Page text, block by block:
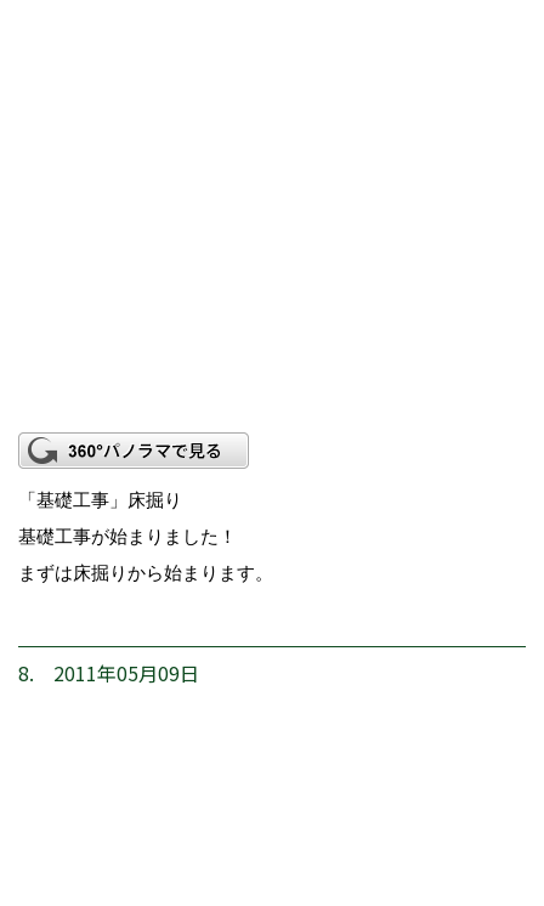
「基礎工事」床掘り
基礎工事が始まりました！
まずは床掘りから始まります。
8. 2011年05月09日